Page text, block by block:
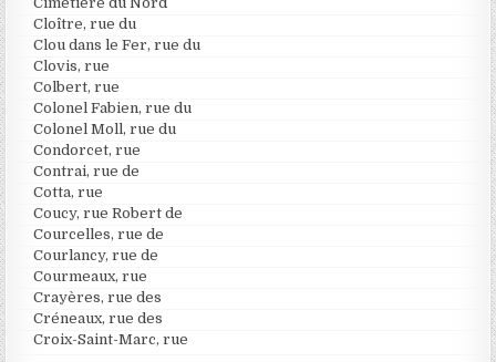
Cloître, rue du
Clou dans le Fer, rue du
Clovis, rue
Colbert, rue
Colonel Fabien, rue du
Colonel Moll, rue du
Condorcet, rue
Contrai, rue de
Cotta, rue
Coucy, rue Robert de
Courcelles, rue de
Courlancy, rue de
Courmeaux, rue
Crayères, rue des
Créneaux, rue des
Croix-Saint-Marc, rue